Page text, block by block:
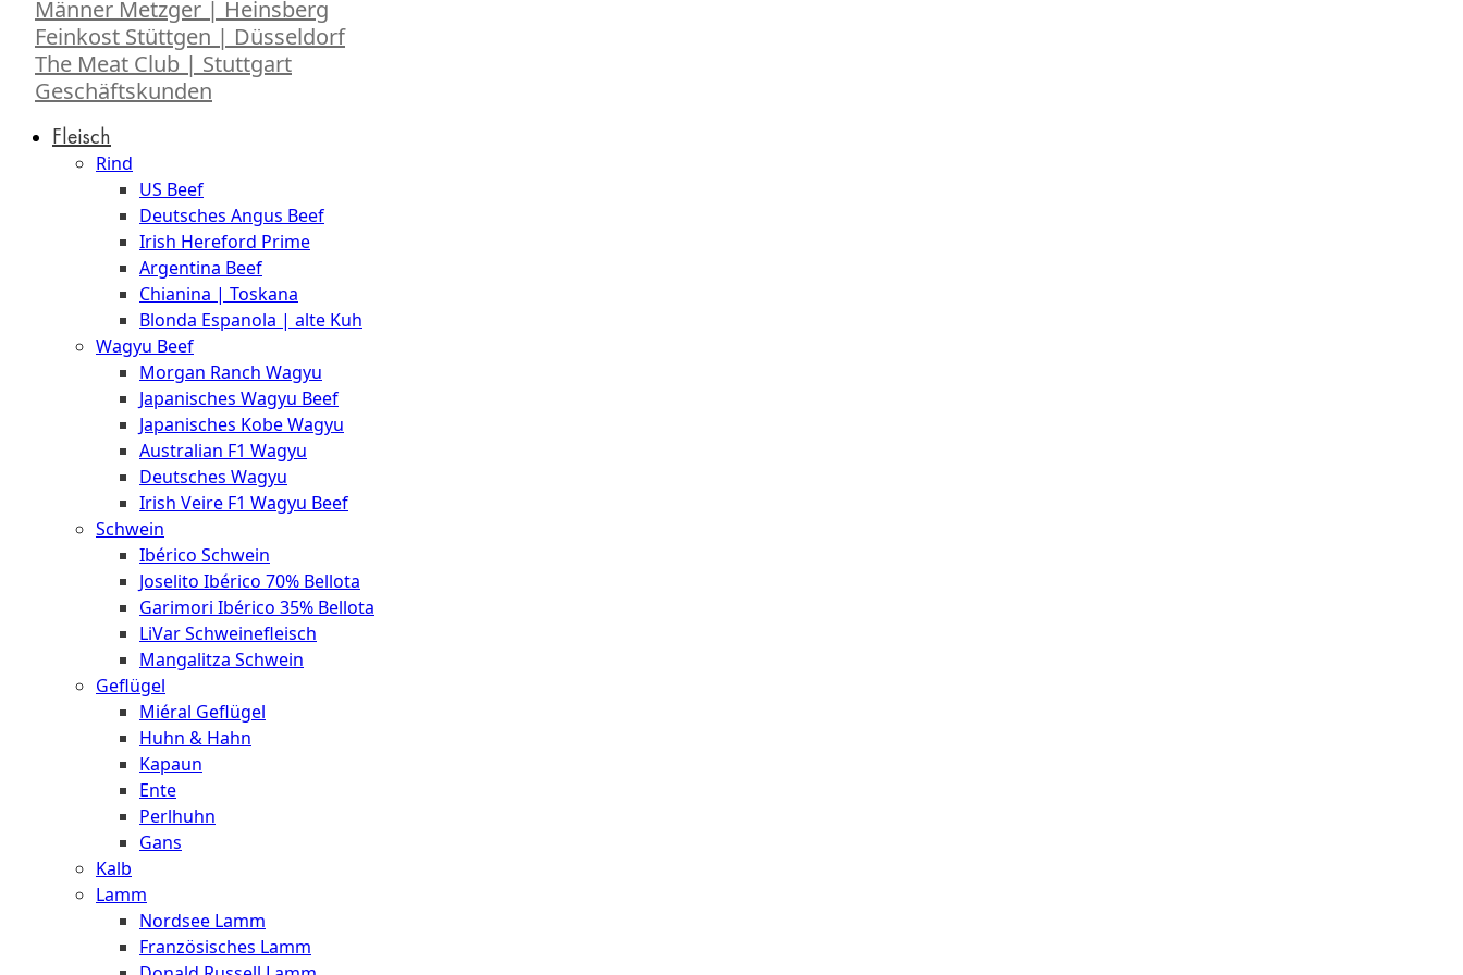
Männer Metzger | Heinsberg
Feinkost Stüttgen | Düsseldorf
The Meat Club | Stuttgart
Geschäftskunden
Fleisch
Rind
US Beef
Deutsches Angus Beef
Irish Hereford Prime
Argentina Beef
Chianina | Toskana
Blonda Espanola | alte Kuh
Wagyu Beef
Morgan Ranch Wagyu
Japanisches Wagyu Beef
Japanisches Kobe Wagyu
Australian F1 Wagyu
Deutsches Wagyu
Irish Veire F1 Wagyu Beef
Schwein
Ibérico Schwein
Joselito Ibérico 70% Bellota
Garimori Ibérico 35% Bellota
LiVar Schweinefleisch
Mangalitza Schwein
Geflügel
Miéral Geflügel
Huhn & Hahn
Kapaun
Ente
Perlhuhn
Gans
Kalb
Lamm
Nordsee Lamm
Französisches Lamm